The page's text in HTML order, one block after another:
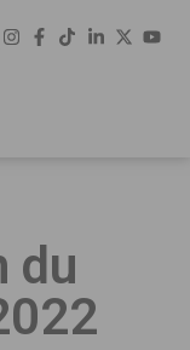
du